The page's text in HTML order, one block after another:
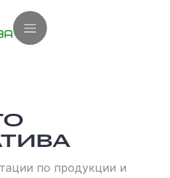
по продукции и